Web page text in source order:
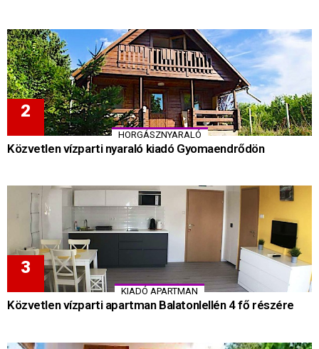
HORGÁSZNYARALÓ
Közvetlen vízparti nyaraló kiadó Gyomaendrődön
KIADÓ APARTMAN
Közvetlen vízparti apartman Balatonlellén 4 fő részére